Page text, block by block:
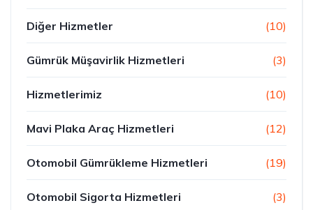
Diğer Hizmetler (10)
Gümrük Müşavirlik Hizmetleri (3)
Hizmetlerimiz (10)
Mavi Plaka Araç Hizmetleri (12)
Otomobil Gümrükleme Hizmetleri (19)
Otomobil Sigorta Hizmetleri (3)